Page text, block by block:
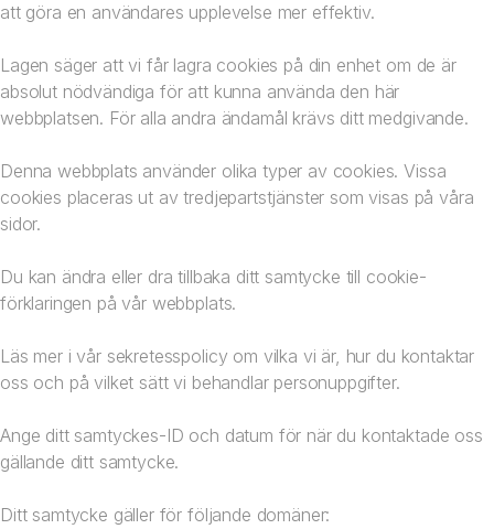
att göra en användares upplevelse mer effektiv.
Lagen säger att vi får lagra cookies på din enhet om de är
absolut nödvändiga för att kunna använda den här
webbplatsen. För alla andra ändamål krävs ditt medgivande.
Denna webbplats använder olika typer av cookies. Vissa
cookies placeras ut av tredjepartstjänster som visas på våra
sidor.
Du kan ändra eller dra tillbaka ditt samtycke till cookie-
förklaringen på vår webbplats.
Läs mer i vår sekretesspolicy om vilka vi är, hur du kontaktar
oss och på vilket sätt vi behandlar personuppgifter.
Ange ditt samtyckes-ID och datum för när du kontaktade oss
gällande ditt samtycke.
Ditt samtycke gäller för följande domäner: